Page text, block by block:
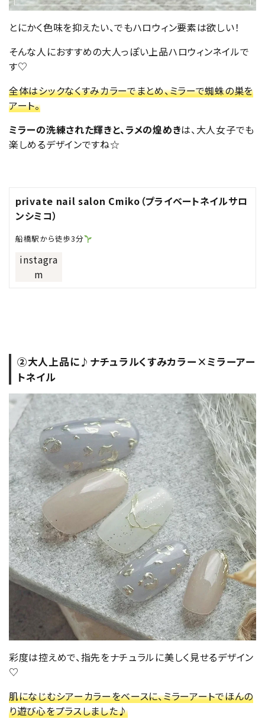
とにかく色味を抑えたい、でもハロウィン要素は欲しい！
そんな人におすすめの大人っぽい上品ハロウィンネイルで
す♡
全体はシックなくすみカラーでまとめ、ミラーで蜘蛛の巣を
アート。
ミラーの洗練された輝きと、ラメの煌めきは、大人女子でも
楽しめるデザインですね☆
private nail salon Cmiko（プライベートネイルサロ
ンシミコ）
船橋駅から徒歩3分
instagra
m
②大人上品に♪ナチュラルくすみカラー×ミラーアー
トネイル
彩度は控えめで、指先をナチュラルに美しく見せるデザイン
♡
肌になじむシアーカラーをベースに、ミラーアートでほんの
り遊び心をプラスしました♪